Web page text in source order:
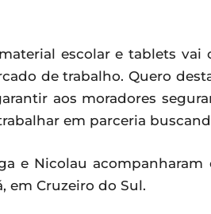
escolar e tablets
de trabalho. Quero
aos moradores
em parceria
e Nicolau
em Cruzeiro do Sul.